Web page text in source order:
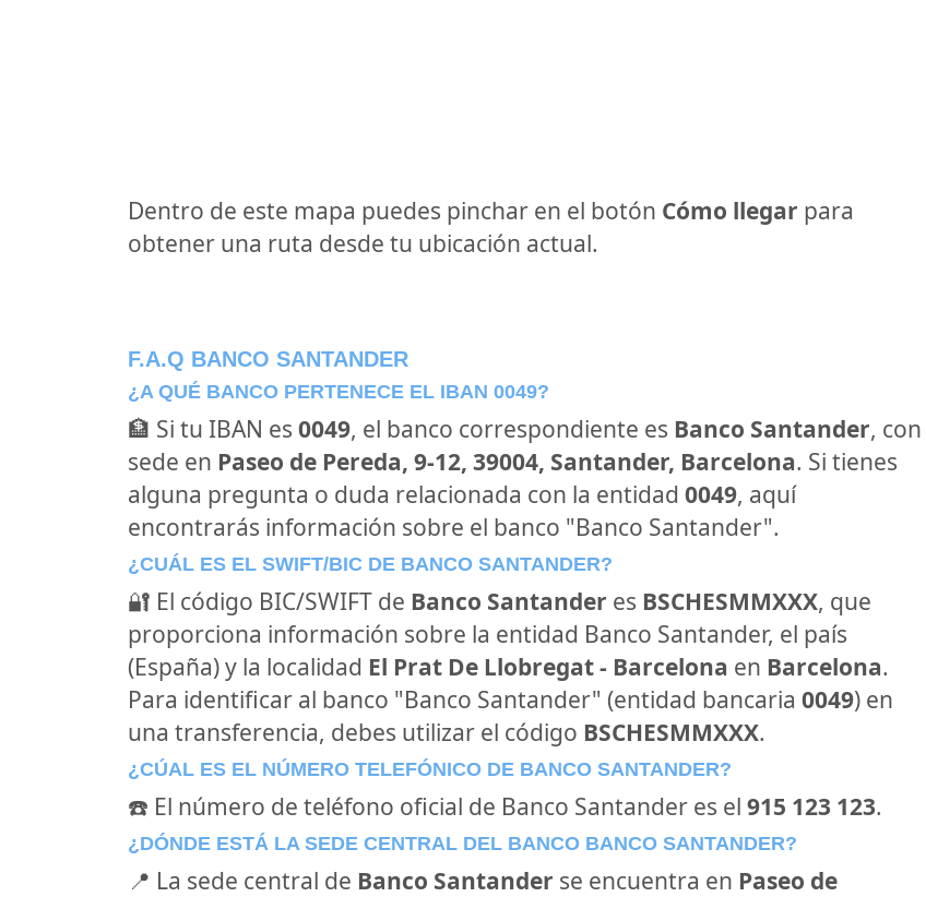
Dentro de este mapa puedes pinchar en el botón Cómo llegar para
obtener una ruta desde tu ubicación actual.
F.A.Q BANCO SANTANDER
¿A QUÉ BANCO PERTENECE EL IBAN 0049?
🏦 Si tu IBAN es 0049, el banco correspondiente es Banco Santander, con
sede en Paseo de Pereda, 9-12, 39004, Santander, Barcelona. Si tienes
alguna pregunta o duda relacionada con la entidad 0049, aquí
encontrarás información sobre el banco "Banco Santander".
¿CUÁL ES EL SWIFT/BIC DE BANCO SANTANDER?
🔐 El código BIC/SWIFT de Banco Santander es BSCHESMMXXX, que
proporciona información sobre la entidad Banco Santander, el país
(España) y la localidad El Prat De Llobregat - Barcelona en Barcelona.
Para identificar al banco "Banco Santander" (entidad bancaria 0049) en
una transferencia, debes utilizar el código BSCHESMMXXX.
¿CÚAL ES EL NÚMERO TELEFÓNICO DE BANCO SANTANDER?
☎️ El número de teléfono oficial de Banco Santander es el 915 123 123.
¿DÓNDE ESTÁ LA SEDE CENTRAL DEL BANCO BANCO SANTANDER?
📍 La sede central de Banco Santander se encuentra en Paseo de